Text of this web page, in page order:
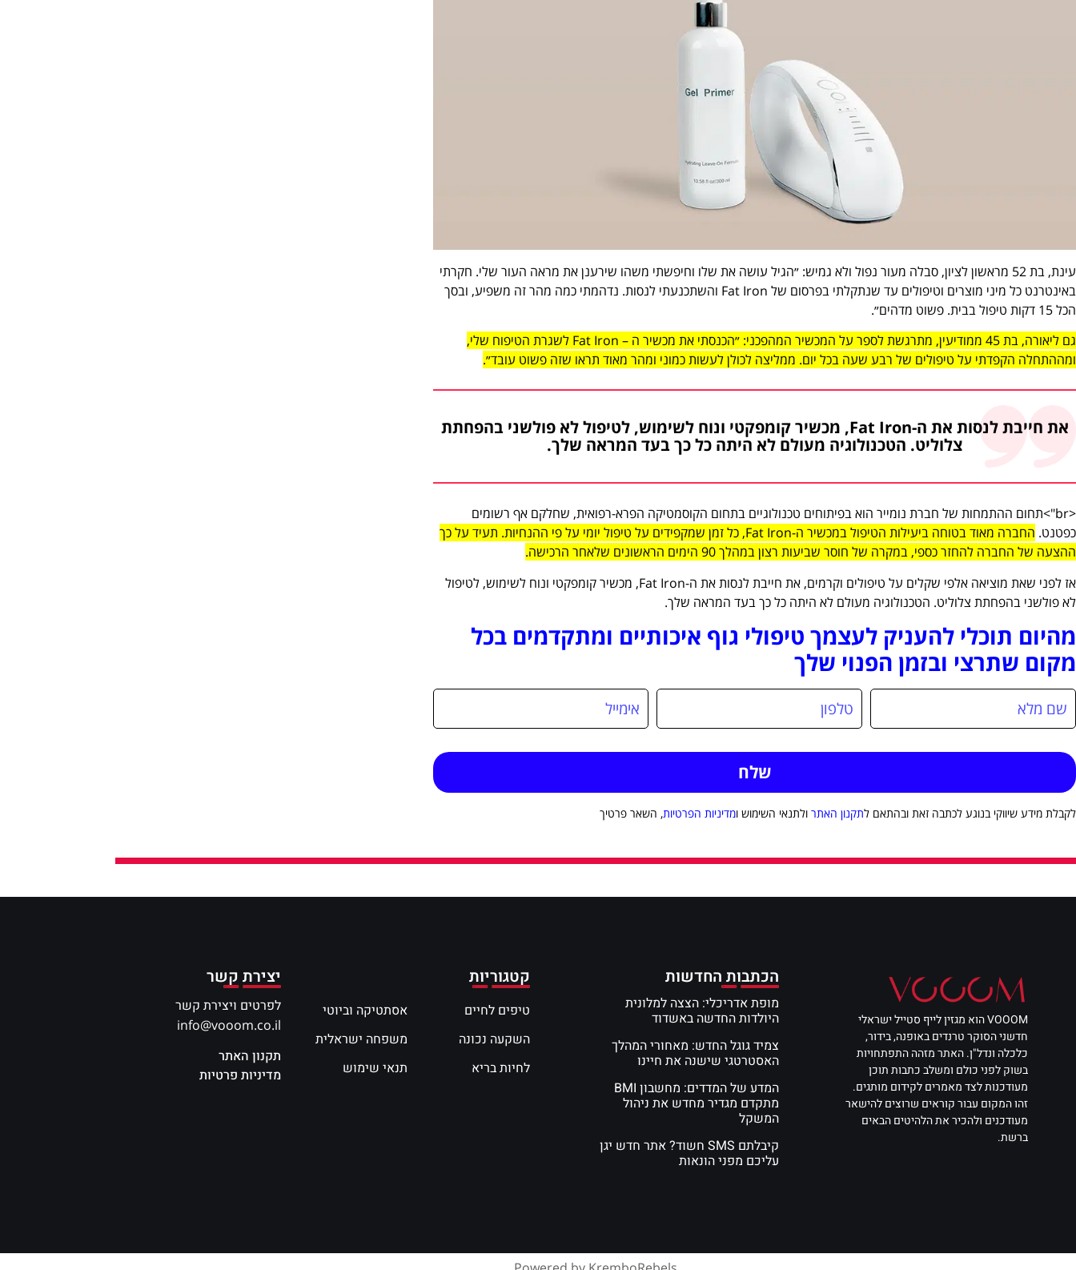
עינת, בת 52 מראשון לציון, סבלה מעור נפול ולא גמיש: ״הגיל עושה את שלו וחיפשתי משהו שירענן את מראה העור שלי. חקרתי
באינטרנט כל מיני מוצרים וטיפולים עד שנתקלתי בפרסום של Fat Iron והשתכנעתי לנסות. נדהמתי כמה מהר זה משפיע, ובסך
הכל 15 דקות טיפול בבית. פשוט מדהים״.
גם ליאורה, בת 45 ממודיעין, מתרגשת לספר על המכשיר המהפכני: ״הכנסתי את מכשיר ה – Fat Iron לשגרת הטיפוח שלי,
ומההתחלה הקפדתי על טיפולים של רבע שעה בכל יום. ממליצה לכולן לעשות כמוני ומהר מאוד תראו שזה פשוט עובד״.
את חייבת לנסות את ה-Fat Iron, מכשיר קומפקטי ונוח לשימוש, לטיפול לא פולשני בהפחתת
צלוליט. הטכנולוגיה מעולם לא היתה כל כך בעד המראה שלך.
<br">תחום ההתמחות של חברת נומייר הוא בפיתוחים טכנולוגיים בתחום הקוסמטיקה הפרא-רפואית, שחלקם אף רשומים
כפטנט.
החברה מאוד בטוחה ביעילות הטיפול במכשיר ה-Fat Iron, כל זמן שמקפידים על טיפול יומי על פי ההנחיות. תעיד על כך
ההצעה של החברה להחזר כספי, במקרה של חוסר שביעות רצון במהלך 90 הימים הראשונים שלאחר הרכישה.
אז לפני שאת מוציאה אלפי שקלים על טיפולים וקרמים, את חייבת לנסות את ה-Fat Iron, מכשיר קומפקטי ונוח לשימוש, לטיפול
לא פולשני בהפחתת צלוליט. הטכנולוגיה מעולם לא היתה כל כך בעד המראה שלך.
מהיום תוכלי להעניק לעצמך טיפולי גוף איכותיים ומתקדמים בכל
מקום שתרצי ובזמן הפנוי שלך
לקבלת מידע שיווקי בנוגע לכתבה זאת ובהתאם לתקנון האתר ולתנאי השימוש ומדיניות הפרטיות, השאר פרטיך
VOOOM הוא מגזין לייף סטייל ישראלי
חדשני הסוקר טרנדים באופנה, בידור,
כלכלה ונדל"ן. האתר מזהה התפתחויות
בשוק לפני כולם ומשלב כתבות תוכן
מעודכנות לצד מאמרים לקידום מותגים.
זהו המקום עבור קוראים שרוצים להישאר
מעודכנים ולהכיר את הלהיטים הבאים
ברשת.
הכתבות החדשות
מופת אדריכלי: הצצה למלונית
היולדות החדשה באשדוד
צמיד גוגל החדש: מאחורי המהלך
האסטרטגי שישנה את חיינו
המדע של המדדים: מחשבון BMI
מתקדם מגדיר מחדש את ניהול
המשקל
קיבלתם SMS חשוד? אתר חדש יגן
עליכם מפני הונאות
קטגוריות
טיפים לחיים
השקעה נכונה
לחיות בריא
אסתטיקה וביוטי
משפחה ישראלית
תנאי שימוש
יצירת קשר
לפרטים ויצירת קשר
info@vooom.co.il
תקנון האתר
מדיניות פרטיות